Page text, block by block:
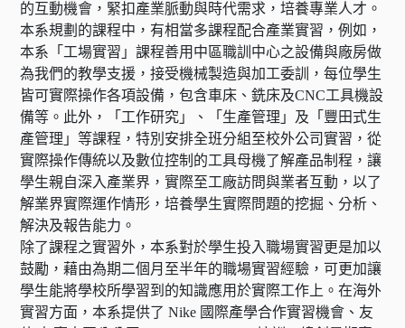
的互動機會，緊扣產業脈動與時代需求，培養專業人才。
本系規劃的課程中，有相當多課程配合產業實習，例如，
本系「工場實習」課程善用中區職訓中心之設備與廠房做
為我們的教學支援，接受機械製造與加工委訓，每位學生
皆可實際操作各項設備，包含車床、銑床及CNC工具機設
備等。此外，「工作研究」、「生產管理」及「豐田式生
產管理」等課程，特別安排全班分組至校外公司實習，從
實際操作傳統以及數位控制的工具母機了解產品制程，讓
學生親自深入產業界，實際至工廠訪問與業者互動，以了
解業界實際運作情形，培養學生實際問題的挖掘、分析、
解決及報告能力。
除了課程之實習外，本系對於學生投入職場實習更是加以
鼓勵，藉由為期二個月至半年的職場實習經驗，可更加讓
學生能將學校所學習到的知識應用於實際工作上。在海外
實習方面，本系提供了 Nike 國際產學合作實習機會、友